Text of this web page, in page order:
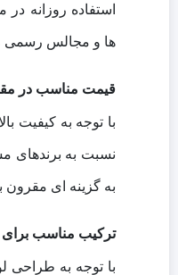
استفاده روزانه
ها و مجالس
قیمت مناسب در
با توجه به کیفیت
نسبت به برندهای
به گزینه‌ ای مقرون‌
ترکیب مناسب برای
با توجه به